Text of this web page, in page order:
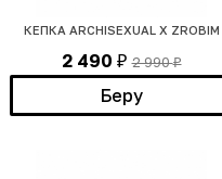
КЕПКА ARCHISEXUAL Х ZROBIM
2 490 ₽ 2 990₽
Беру